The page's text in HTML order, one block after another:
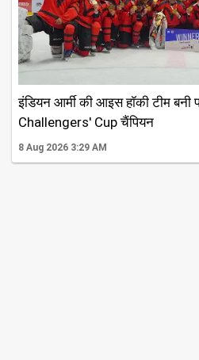
इंडियन आर्मी की आइस हॉकी टीम
Challengers' Cup चैंपियन
8 Aug 2026 3:29 AM